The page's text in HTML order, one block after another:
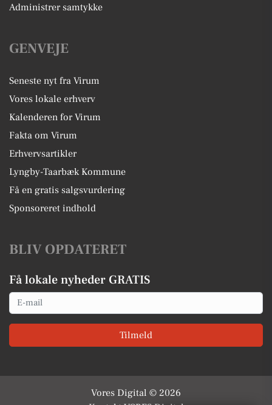
Administrer samtykke
GENVEJE
Seneste nyt fra Virum
Vores lokale erhverv
Kalenderen for Virum
Fakta om Virum
Erhvervsartikler
Lyngby-Taarbæk Kommune
Få en gratis salgsvurdering
Sponsoreret indhold
BLIV OPDATERET
Få lokale nyheder GRATIS
Email
Tilmeld
Vores Digital © 2026